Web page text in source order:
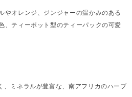
やオレンジ、ジンジャーの温かみのある
、ティーポット型のティーパックの可愛
、ミネラルが豊富な、南アフリカのハーブ